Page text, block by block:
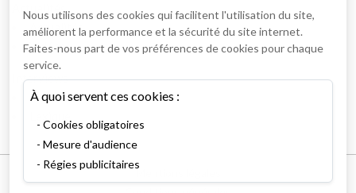
Actualités
Actualités
Vidéos
Interviews
Nos interviews
Mentions légales
Nous utilisons des cookies qui facilitent l'utilisation du site,
améliorent la performance et la sécurité du site internet.
Faites-nous part de vos préférences de cookies pour chaque
service.
À quoi servent ces cookies :
Cookies obligatoires
Mesure d'audience
Régies publicitaires